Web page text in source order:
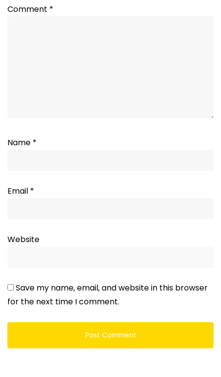
Comment *
Name *
Email *
Website
Save my name, email, and website in this browser
for the next time I comment.